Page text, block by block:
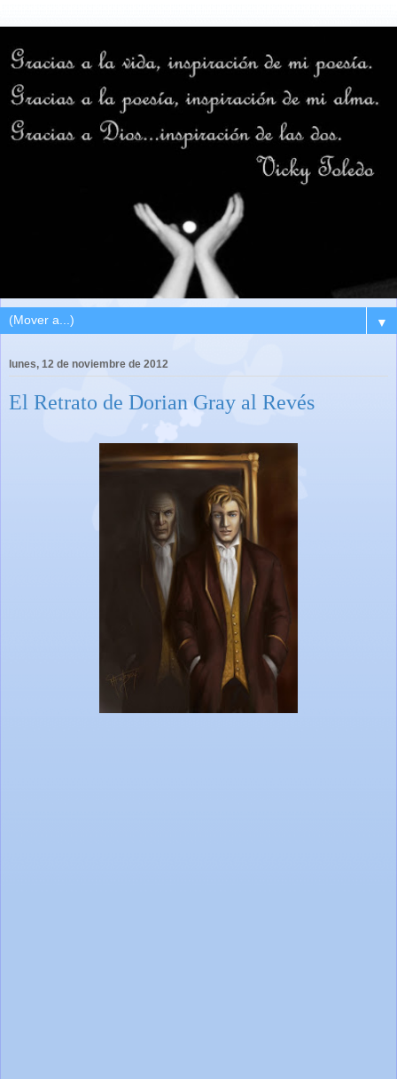
▼
lunes, 12 de noviembre de 2012
El Retrato de Dorian Gray al Revés